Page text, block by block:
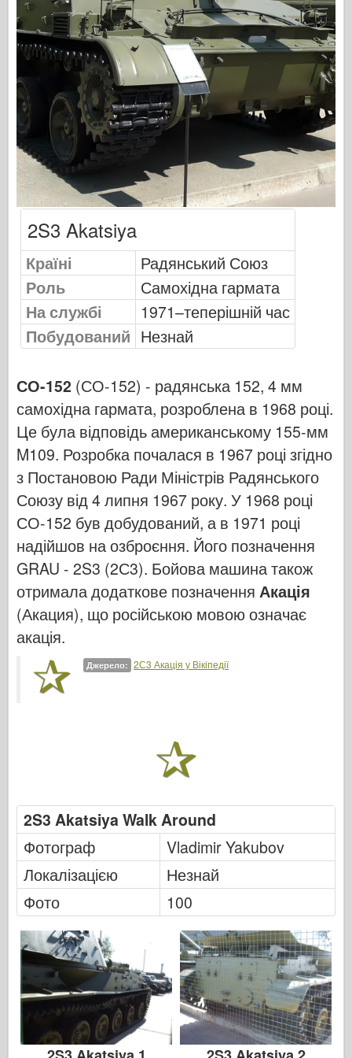
Моделювання Оспрея
Видавництво Оспрей
Сигнал ескадрильї
Танкові потужності
Вантажівки та танки
Ваффен-Арсенал
Вайдавніктво Міліціярія
Мокети
Клуб AFV
Повітрянийфікс
Впс
Модель АЗ
Чорна собака
Бронко
Кібер-хобі
Дніпромодель
Дракон
Едуард
Модель E.T.
Сили Доблесті
Моделі IBG
Icm
Італьєрі
Легенда
Менг модель
Тамія
Трістар
Трубач
2S3 Akatsiya
Країні
Радянський Союз
Роль
Самохідна гармата
На службі
1971–теперішній час
Побудований Незнай
СО-152 (СО-152) - радянська 152, 4 мм
самохідна гармата, розроблена в 1968 році.
Це була відповідь американському 155-мм
M109. Розробка почалася в 1967 році згідно
з Постановою Ради Міністрів Радянського
Союзу від 4 липня 1967 року. У 1968 році
СО-152 був добудований, а в 1971 році
надійшов на озброєння. Його позначення
GRAU - 2S3 (2С3). Бойова машина також
отримала додаткове позначення Акація
(Акация), що російською мовою означає
акація.
Джерело: 2С3 Акація у Вікіпедії
2S3 Akatsiya Walk Around
Фотограф
Vladimir Yakubov
Локалізацією
Незнай
Фото
100